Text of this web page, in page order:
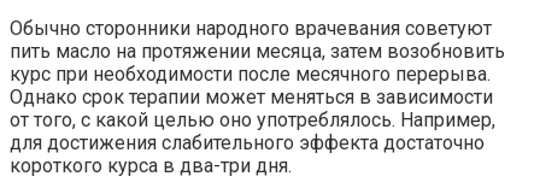
Обычно сторонники народного врачевания советуют
пить масло на протяжении месяца, затем возобновить
курс при необходимости после месячного перерыва.
Однако срок терапии может меняться в зависимости
от того, с какой целью оно употреблялось. Например,
для достижения слабительного эффекта достаточно
короткого курса в два-три дня.